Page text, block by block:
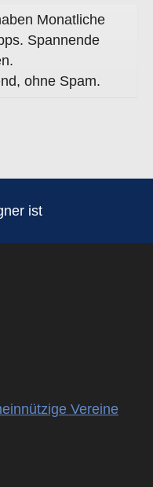
Monatliche
Spannende
ohne Spam.
ist
Vereine